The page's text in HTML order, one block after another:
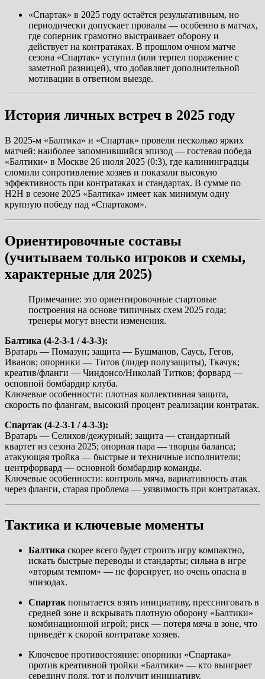
«Спартак» в 2025 году остаётся результативным, но
периодически допускает провалы — особенно в матчах,
где соперник грамотно выстраивает оборону и
действует на контратаках. В прошлом очном матче
сезона «Спартак» уступил (или терпел поражение с
заметной разницей), что добавляет дополнительной
мотивации в ответном выезде.
История личных встреч в 2025 году
В 2025-м «Балтика» и «Спартак» провели несколько ярких
матчей: наиболее запомнившийся эпизод — гостевая победа
«Балтики» в Москве 26 июля 2025 (0:3), где калининградцы
сломили сопротивление хозяев и показали высокую
эффективность при контратаках и стандартах. В сумме по
H2H в сезоне 2025 «Балтика» имеет как минимум одну
крупную победу над «Спартаком».
Ориентировочные составы
(учитываем только игроков и схемы,
характерные для 2025)
Примечание: это ориентировочные стартовые
построения на основе типичных схем 2025 года;
тренеры могут внести изменения.
Балтика (4-2-3-1 / 4-3-3):
Вратарь — Помазун; защита — Бушманов, Саусь, Гегов,
Иванов; опорники — Титов (лидер полузащиты), Ткачук;
креатив/фланги — Чиндонсо/Николай Титков; форвард —
основной бомбардир клуба.
Ключевые особенности: плотная коллективная защита,
скорость по флангам, высокий процент реализации контратак.
Спартак (4-2-3-1 / 4-3-3):
Вратарь — Селихов/дежурный; защита — стандартный
квартет из сезона 2025; опорная пара — творцы баланса;
атакующая тройка — быстрые и техничные исполнители;
центрфорвард — основной бомбардир команды.
Ключевые особенности: контроль мяча, вариативность атак
через фланги, старая проблема — уязвимость при контратаках.
Тактика и ключевые моменты
Балтика скорее всего будет строить игру компактно,
искать быстрые переводы и стандарты; сильна в игре
«вторым темпом» — не форсирует, но очень опасна в
эпизодах.
Спартак попытается взять инициативу, прессинговать в
средней зоне и вскрывать плотную оборону «Балтики»
комбинационной игрой; риск — потеря мяча в зоне, что
приведёт к скорой контратаке хозяев.
Ключевое противостояние: опорники «Спартака»
против креативной тройки «Балтики» — кто выиграет
середину поля, тот и получит инициативу.